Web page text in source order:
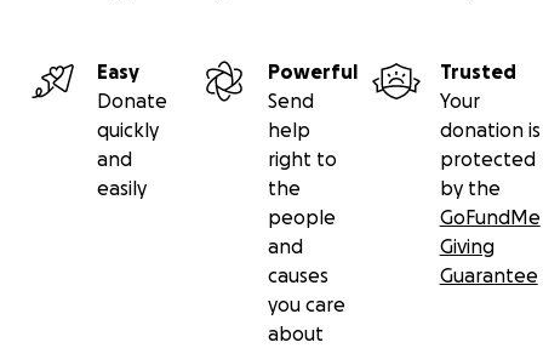
Easy
Donate
quickly
and
easily
Powerful
Send
help
right to
the
people
and
causes
you care
about
Trusted
Your
donation is
protected
by the
GoFundMe
Giving
Guarantee